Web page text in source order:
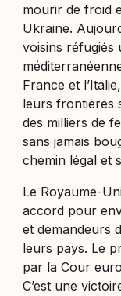
mourir de froid
Ukraine.
voisins réfugiés
France et
leurs frontières
des milliers de
sans jamais
chemin légal et
Le Royaume-
accord pour
et demandeurs
leurs pays. Le
par la Cour
C’est une